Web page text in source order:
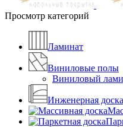
Просмотр категорий
Ламинат
Виниловые полы
Виниловый
Инженерная доска